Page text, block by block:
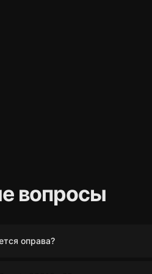
вопросы
оправа?